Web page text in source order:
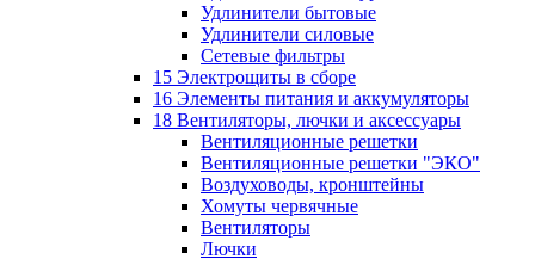
Удлинители бытовые
Удлинители силовые
Сетевые фильтры
15 Электрощиты в сборе
16 Элементы питания и аккумуляторы
18 Вентиляторы, лючки и аксессуары
Вентиляционные решетки
Вентиляционные решетки "ЭКО"
Воздуховоды, кронштейны
Хомуты червячные
Вентиляторы
Лючки